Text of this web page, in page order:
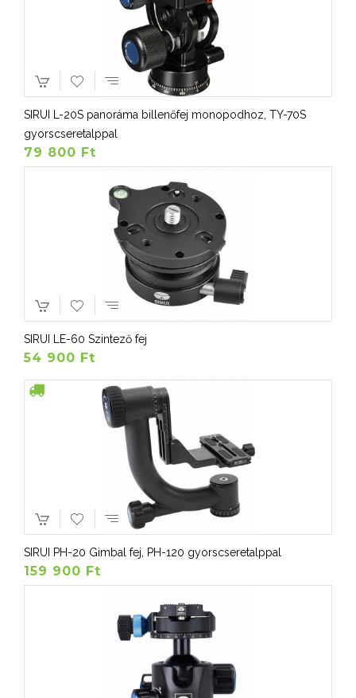
SIRUI L-20S panoráma billenőfej monopodhoz, TY-70S
gyorscseretalppal
79 800 Ft
SIRUI LE-60 Szintező fej
54 900 Ft
SIRUI PH-20 Gimbal fej, PH-120 gyorscseretalppal
159 900 Ft